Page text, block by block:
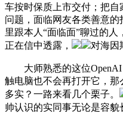
车按时保质上市交付；把
问题，面临网友各类善意
里跟本人“面临面”聊过的人
正在信中透露，
对海因
大师熟悉的这位OpenAI
触电脑也不会再打开它，那
多实？一路来看几个栗子。
帅认识的实同事无论是容貌